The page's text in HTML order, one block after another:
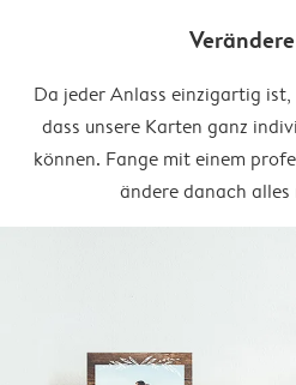
Da jeder Anlass einzigartig
dass unsere Karten ganz
können. Fange mit einem
ändere danach alles